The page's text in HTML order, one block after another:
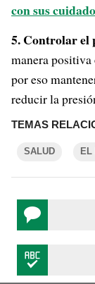
con sus
5. Controlar el
manera positiva
por eso
reducir la
TEMAS
SALUD EL